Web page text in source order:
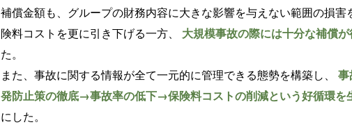
補償金額も、グループの財務内容に大きな影響を与えない範囲の損害
険料コストを更に引き下げる一方、 大規模事故の際には十分な補償
た。
また、事故に関する情報が全て一元的に管理できる態勢を構築し、
発防止策の徹底→事故率の低下→保険料コストの削減という好循環を
にした。